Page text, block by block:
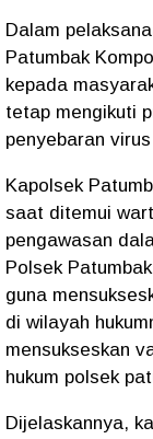
Dalam
Patumbak
kepada
tetap mengikuti
penyebaran
Kapolsek
saat ditemui
pengawasan
Polsek
guna
di wilayah
mensukseskan
hukum polsek
Dijelaskannya,